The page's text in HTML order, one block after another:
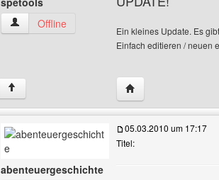
spetools Benutzer-Profile anzeigen
Offline
Ein kleines Update. Es
Einfach editieren / neuen
↑ Website dieses
abenteuergeschichte
05.03.2010 um 17:17
Titel: